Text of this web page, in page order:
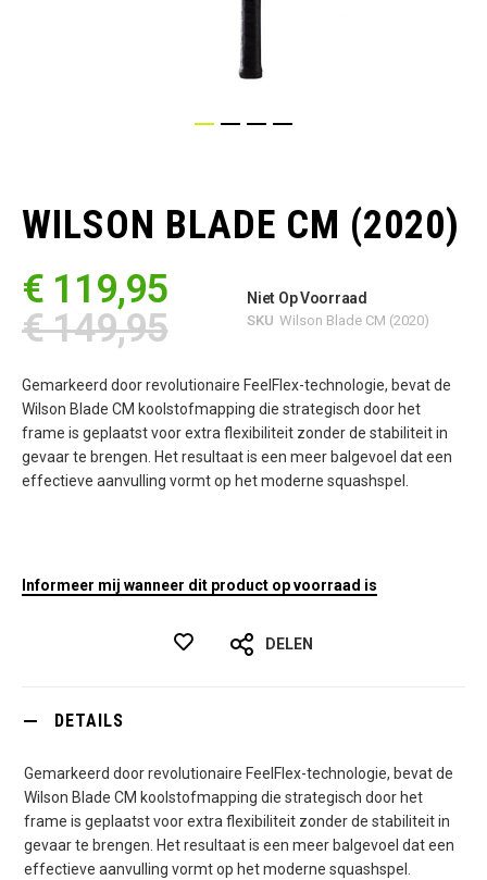
begin
van
afbeeldingen-
gallerij
WILSON BLADE CM (2020)
€ 119,95
€ 149,95
Niet Op Voorraad
SKU Wilson Blade CM (2020)
Gemarkeerd door revolutionaire FeelFlex-technologie, bevat de
Wilson Blade CM koolstofmapping die strategisch door het
frame is geplaatst voor extra flexibiliteit zonder de stabiliteit in
gevaar te brengen. Het resultaat is een meer balgevoel dat een
effectieve aanvulling vormt op het moderne squashspel.
Informeer mij wanneer dit product op voorraad is
DELEN
DETAILS
Gemarkeerd door revolutionaire FeelFlex-technologie, bevat de
Wilson Blade CM koolstofmapping die strategisch door het
frame is geplaatst voor extra flexibiliteit zonder de stabiliteit in
gevaar te brengen. Het resultaat is een meer balgevoel dat een
effectieve aanvulling vormt op het moderne squashspel.